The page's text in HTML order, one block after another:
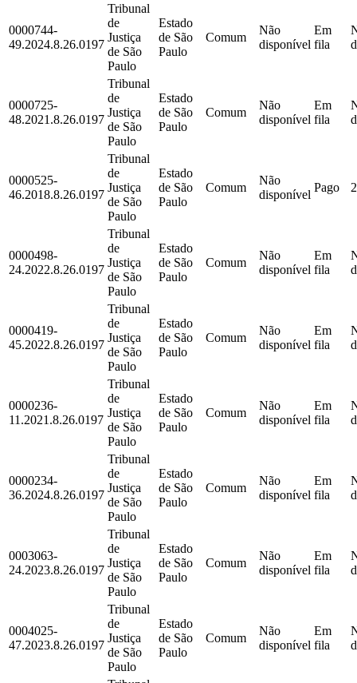
0000744-
49.2024.8.26.0197
Tribunal
de
Justiça
de São
Paulo
Estado
de São
Paulo
Comum
Não
disponível
Em
fila
0000725-
48.2021.8.26.0197
Tribunal
de
Justiça
de São
Paulo
Estado
de São
Paulo
Comum
Não
disponível
Em
fila
0000525-
46.2018.8.26.0197
Tribunal
de
Justiça
de São
Paulo
Estado
de São
Paulo
Comum
Não
disponível
Pago
0000498-
24.2022.8.26.0197
Tribunal
de
Justiça
de São
Paulo
Estado
de São
Paulo
Comum
Não
disponível
Em
fila
0000419-
45.2022.8.26.0197
Tribunal
de
Justiça
de São
Paulo
Estado
de São
Paulo
Comum
Não
disponível
Em
fila
0000236-
11.2021.8.26.0197
Tribunal
de
Justiça
de São
Paulo
Estado
de São
Paulo
Comum
Não
disponível
Em
fila
0000234-
36.2024.8.26.0197
Tribunal
de
Justiça
de São
Paulo
Estado
de São
Paulo
Comum
Não
disponível
Em
fila
0003063-
24.2023.8.26.0197
Tribunal
de
Justiça
de São
Paulo
Estado
de São
Paulo
Comum
Não
disponível
Em
fila
0004025-
47.2023.8.26.0197
Tribunal
de
Justiça
de São
Paulo
Estado
de São
Paulo
Comum
Não
disponível
Em
fila